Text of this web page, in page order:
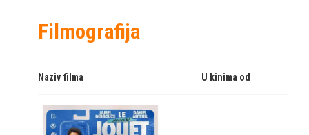
Filmografija
Naziv filma U kinima od